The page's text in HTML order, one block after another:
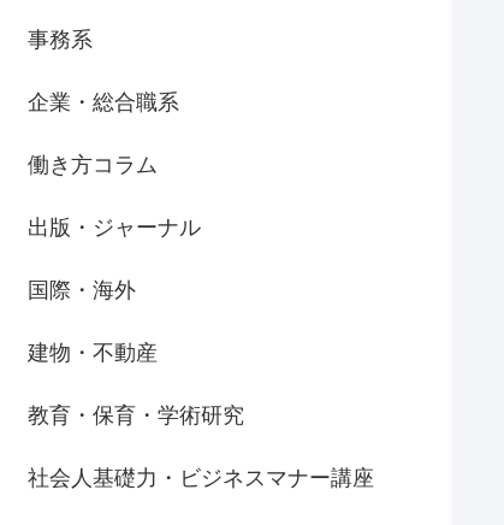
事務系
企業・総合職系
働き方コラム
出版・ジャーナル
国際・海外
建物・不動産
教育・保育・学術研究
社会人基礎力・ビジネスマナー講座